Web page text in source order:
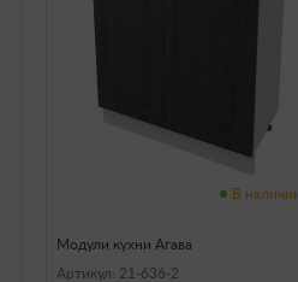
В
Модули кухни Агава
Артикул: 21-636-2